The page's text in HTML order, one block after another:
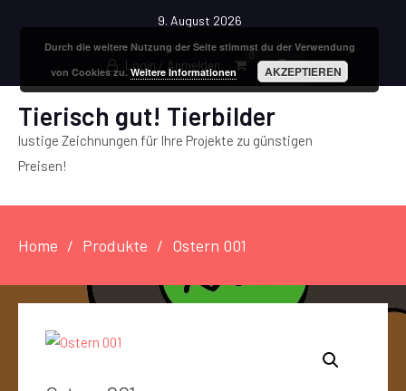
9. August 2026
Login / Anmelden
0
Tierisch gut! Tierbilder
lustige Zeichnungen für Ihre Projekte zu günstigen
Preisen!
Home Produkte Ostern 001
Durch die weitere Nutzung der Seite stimmst du der Verwendung
von Cookies zu.Weitere Informationen AKZEPTIEREN